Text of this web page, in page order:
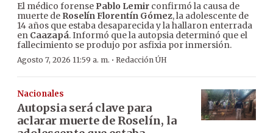
El médico forense Pablo Lemir confirmó la causa de
muerte de Roselín Florentín Gómez, la adolescente de
14 años que estaba desaparecida y la hallaron enterrada
en Caazapá. Informó que la autopsia determinó que el
fallecimiento se produjo por asfixia por inmersión.
Agosto 7, 2026 11:59 a. m. · Redacción ÚH
Nacionales
Autopsia será clave para
aclarar muerte de Roselín, la